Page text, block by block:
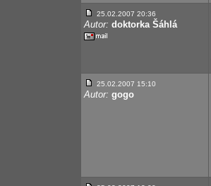
25.02.2007 20:36
Autor: doktorka Šáhlá
25.02.2007 15:10
Autor: gogo